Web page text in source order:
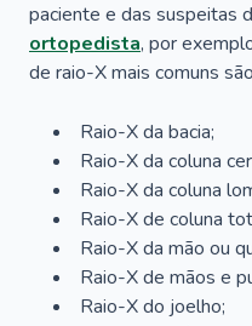
paciente e das suspeitas
ortopedista, por
de raio-X mais comuns
Raio-X da bacia;
Raio-X da coluna
Raio-X da coluna
Raio-X de coluna
Raio-X da mão ou
Raio-X de mãos e
Raio-X do joelho;